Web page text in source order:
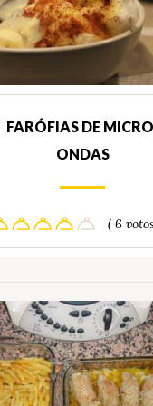
FARÓFIAS DE
ONDAS
( 6